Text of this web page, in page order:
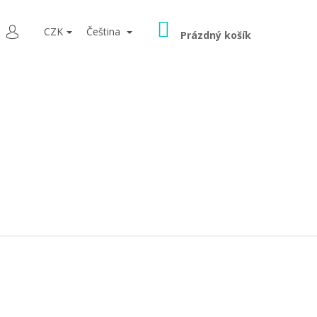
PŘIHLÁŠENÍ
CZK Čeština NÁKUPNÍ
KOŠÍK
Prázdný košík